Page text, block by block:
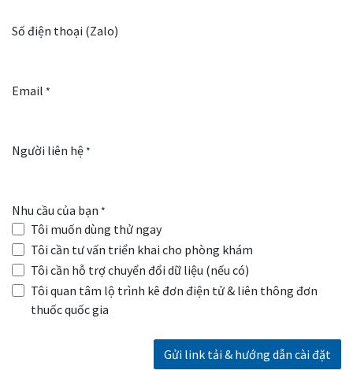
Số điện thoại (Zalo)
Email *
Người liên hệ *
Nhu cầu của bạn *
Tôi muốn dùng thử ngay
Tôi cần tư vấn triển khai cho phòng khám
Tôi cần hỗ trợ chuyển đổi dữ liệu (nếu có)
Tôi quan tâm lộ trình kê đơn điện tử & liên thông đơn
thuốc quốc gia
Gửi link tải & hướng dẫn cài đặt